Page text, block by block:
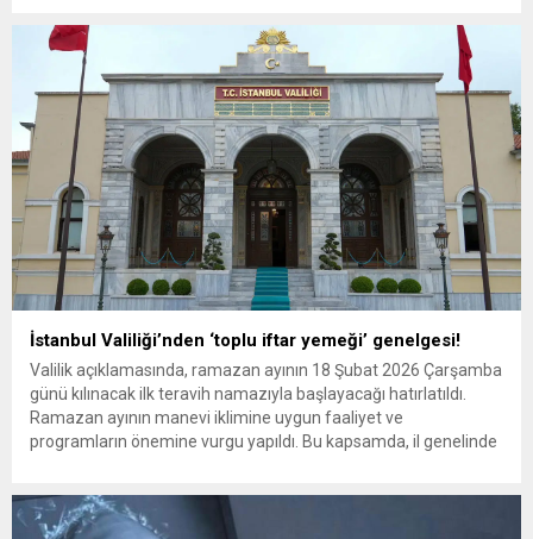
kurulmuş köklü ve stratejik bir...
İstanbul Valiliği’nden ‘toplu iftar yemeği’ genelgesi!
Valilik açıklamasında, ramazan ayının 18 Şubat 2026 Çarşamba
günü kılınacak ilk teravih namazıyla başlayacağı hatırlatıldı.
Ramazan ayının manevi iklimine uygun faaliyet ve
programların önemine vurgu yapıldı. Bu kapsamda, il genelinde
tutulması, yeni binalar ile elverişli...